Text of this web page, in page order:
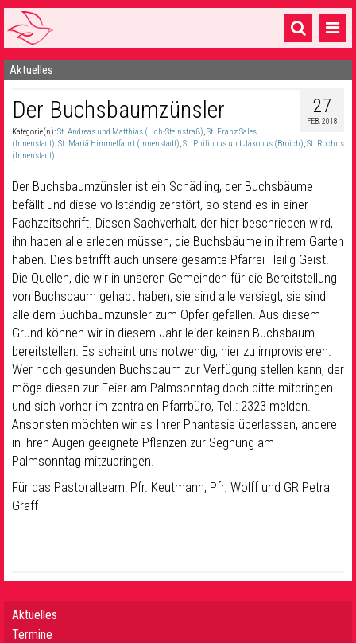
Startseite
1 Pfarrei
16 Gemeinden & mehr
Sakramente & Feste
Gemeinschaft & Soziales
Musik& Kultur
Seelsorge & Kontakt
Aktuelles
27
FEB. 2018
Der Buchsbaumzünsler
Kategorie(n):St. Andreas und Matthias (Lich-Steinstraß),St. Franz Sales
(Innenstadt),St. Mariä Himmelfahrt (Innenstadt),St. Philippus und Jakobus (Broich),St. Rochus
(Innenstadt)
Der Buchsbaumzünsler ist ein Schädling, der Buchsbäume
befällt und diese vollständig zerstört, so stand es in einer
Fachzeitschrift. Diesen Sachverhalt, der hier beschrieben wird,
ihn haben alle erleben müssen, die Buchsbäume in ihrem Garten
haben. Dies betrifft auch unsere gesamte Pfarrei Heilig Geist.
Die Quellen, die wir in unseren Gemeinden für die Bereitstellung
von Buchsbaum gehabt haben, sie sind alle versiegt, sie sind
alle dem Buchbaumzünsler zum Opfer gefallen. Aus diesem
Grund können wir in diesem Jahr leider keinen Buchsbaum
bereitstellen. Es scheint uns notwendig, hier zu improvisieren.
Wer noch gesunden Buchsbaum zur Verfügung stellen kann, der
möge diesen zur Feier am Palmsonntag doch bitte mitbringen
und sich vorher im zentralen Pfarrbüro, Tel.: 2323 melden.
Ansonsten möchten wir es Ihrer Phantasie überlassen, andere
in ihren Augen geeignete Pflanzen zur Segnung am
Palmsonntag mitzubringen.
Für das Pastoralteam: Pfr. Keutmann, Pfr. Wolff und GR Petra
Graff
Aktuelles
Termine